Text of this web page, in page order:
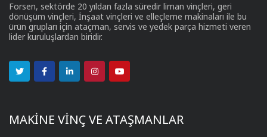
Forsen, sektörde 20 yıldan fazla süredir liman vinçleri, geri
dönüşüm vinçleri, İnşaat vinçleri ve elleçleme makinaları ile bu
ürün grupları için ataçman, servis ve yedek parça hizmeti veren
lider kuruluşlardan biridir.
MAKİNE VİNÇ VE ATAŞMANLAR